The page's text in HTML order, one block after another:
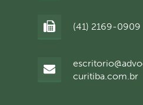
(41) 2169-0909
curitiba.com.br